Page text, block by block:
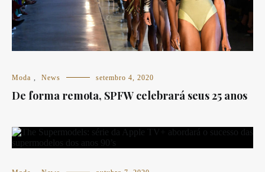
Moda , News setembro 4, 2020
De forma remota, SPFW celebrará seus 25 anos